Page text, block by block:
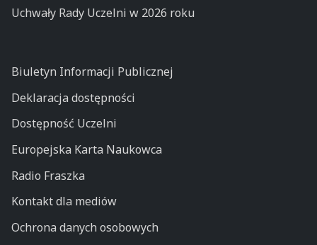
Uchwały Rady Uczelni w 2026 roku
Biuletyn Informacji Publicznej
Deklaracja dostępności
Dostępność Uczelni
Europejska Karta Naukowca
Radio Fraszka
Kontakt dla mediów
Ochrona danych osobowych